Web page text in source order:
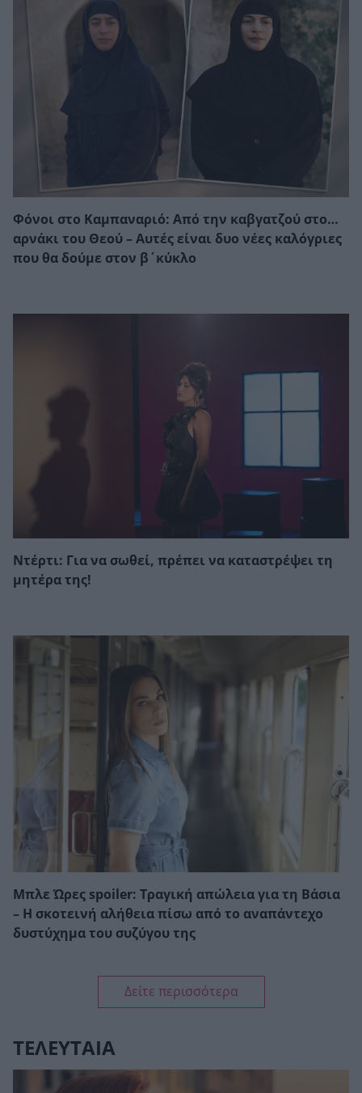
Φόνοι στο Καμπαναριό: Από την καβγατζού στο…
αρνάκι του Θεού – Αυτές είναι δυο νέες καλόγριες
που θα δούμε στον β΄κύκλο
Ντέρτι: Για να σωθεί, πρέπει να καταστρέψει τη
μητέρα της!
Μπλε Ώρες spoiler: Τραγική απώλεια για τη Βάσια
– Η σκοτεινή αλήθεια πίσω από το αναπάντεχο
δυστύχημα του συζύγου της
Δείτε περισσότερα
ΤΕΛΕΥΤΑΙΑ